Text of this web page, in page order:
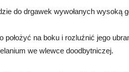
do drgawek wywołanych wysoką
położyć na boku i rozluźnić jego
we wlewce doodbytniczej.